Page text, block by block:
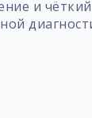
и